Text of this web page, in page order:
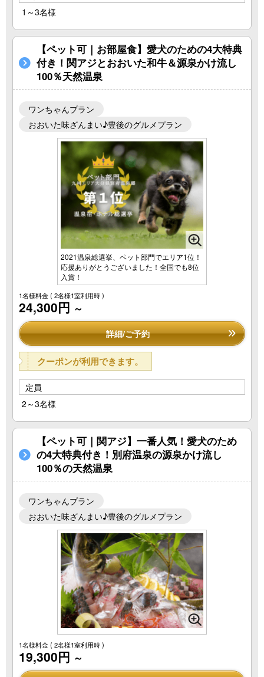
1～3名様
【ペット可｜お部屋食】愛犬のための4大特典
付き！関アジとおおいた和牛＆源泉かけ流し
100％天然温泉
ワンちゃんプラン
おおいた味ざんまい♪豊後のグルメプラン
2021温泉総選挙、ペット部門でエリア1位！
応援ありがとうございました！全国でも8位
入賞！
1名様料金( 2名様1室利用時 )
24,300円 ～
詳細/ご予約
クーポンが利用できます。
定員
2～3名様
【ペット可｜関アジ】一番人気！愛犬のため
の4大特典付き！別府温泉の源泉かけ流し
100％の天然温泉
ワンちゃんプラン
おおいた味ざんまい♪豊後のグルメプラン
1名様料金( 2名様1室利用時 )
19,300円 ～